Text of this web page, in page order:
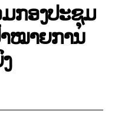
ກອງປະຊຸມ
ໝາຍການ